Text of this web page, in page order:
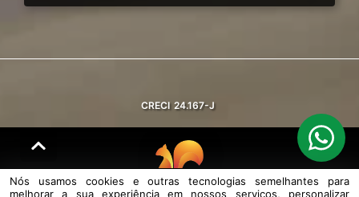
CRECI 24.167-J
Nós usamos cookies e outras tecnologias semelhantes para
melhorar a sua experiência em nossos serviços, personalizar